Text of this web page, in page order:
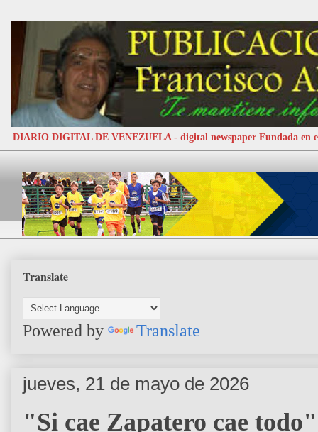
DIARIO DIGITAL DE VENEZUELA - digital newspaper Fundada en
Translate
Powered by Translate
jueves, 21 de mayo de 2026
"Si cae Zapatero cae